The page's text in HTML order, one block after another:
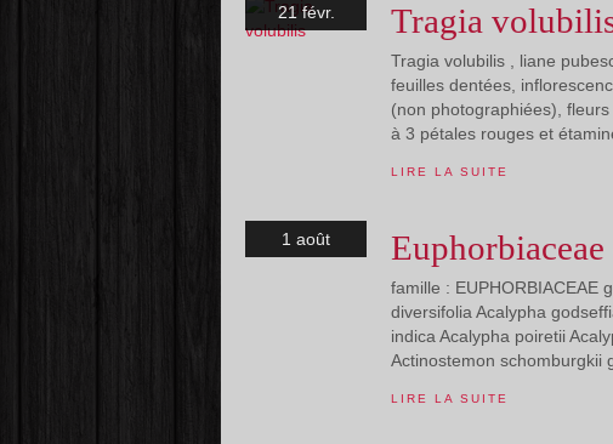
21 févr. Tragia
Tragia volubilis , liane
feuilles dentées,
(non photographiées),
à 3 pétales rouges et
LIRE LA SUITE
1 août
famille : EUPHORBIACEAE
diversifolia Acalypha
indica Acalypha poiretii
Actinostemon schomburgkii
LIRE LA SUITE